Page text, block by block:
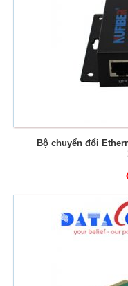
Bộ chuyển đổi